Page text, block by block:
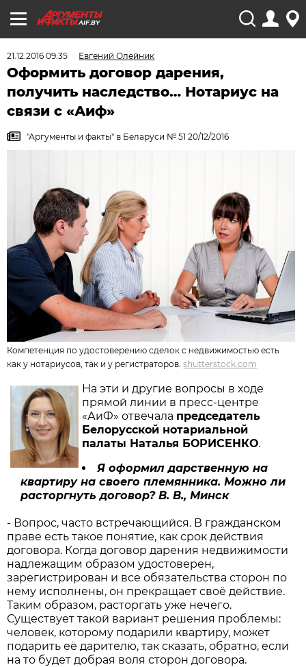
AIF.BY
21.12.2016 09:35 Евгений Олейник
Оформить договор дарения,
получить наследство… Нотариус на
связи с «Аиф»
"Аргументы и факты" в Беларуси № 51 20/12/2016
Компетенция по удостоверению сделок с недвижимостью есть
как у нотариусов, так и у регистраторов. shutterstock.com
На эти и другие вопросы в ходе
прямой линии в пресс-центре
«АиФ» отвечала председатель
Белорусской нотариальной
палаты Наталья БОРИСЕНКО.
Я оформил дарственную на
квартиру на своего племянника. Можно ли
расторгнуть договор?В. В., Минск
- Вопрос, часто встречающийся. В гражданском
праве есть такое понятие, как срок действия
договора. Когда договор дарения недвижимости
надлежащим образом удостоверен,
зарегистрирован и все обязательства сторон по
нему исполнены, он прекращает своё действие.
Таким образом, расторгать уже нечего.
Существует такой вариант решения проблемы:
человек, которому подарили квартиру, может
подарить её дарителю, так сказать, обратно, если
на то будет добрая воля сторон договора.